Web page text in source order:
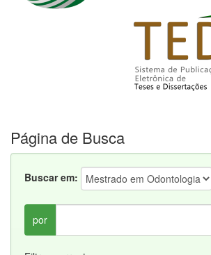
Página de Busca
Buscar em:
por